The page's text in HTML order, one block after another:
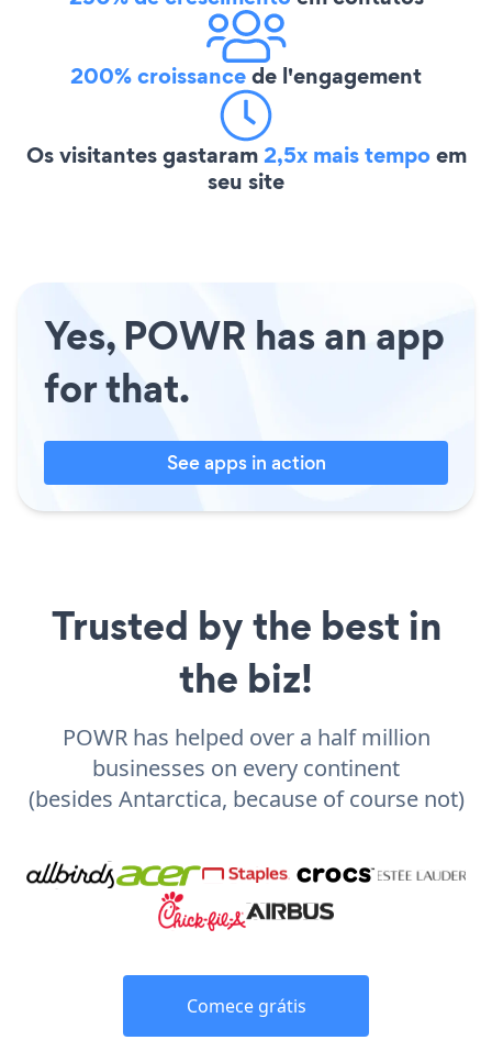
200% croissancede l'engagement
Os visitantes gastaram2,5x mais tempoem
seu site
Yes, POWR has an app
for that.
See apps in action
Trusted by the best in
the biz!
POWR has helped over a half million
businesses on every continent
(besides Antarctica, because of course not)
Comece grátis